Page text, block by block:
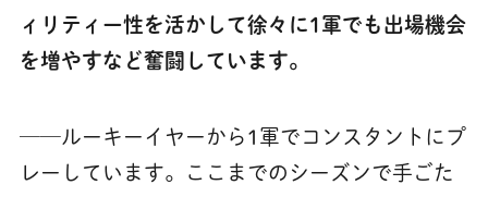
ィリティー性を活かし て徐々に1軍でも出場機会
を増やすなど奮闘しています。
──ルーキーイヤーから1軍でコンスタントにプ
レーしています。ここまでのシーズンで手ごた